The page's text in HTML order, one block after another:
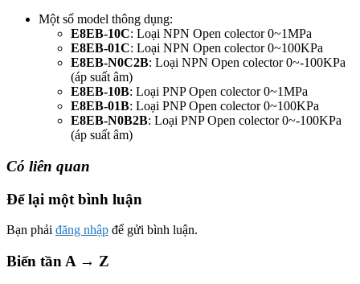
Một số model thông dụng:
E8EB-10C: Loại NPN Open colector 0~1MPa
E8EB-01C: Loại NPN Open colector 0~100KPa
E8EB-N0C2B: Loại NPN Open colector 0~-100KPa
(áp suất âm)
E8EB-10B: Loại PNP Open colector 0~1MPa
E8EB-01B: Loại PNP Open colector 0~100KPa
E8EB-N0B2B: Loại PNP Open colector 0~-100KPa
(áp suất âm)
Có liên quan
Để lại một bình luận
Bạn phải đăng nhập để gửi bình luận.
Biến tần A → Z